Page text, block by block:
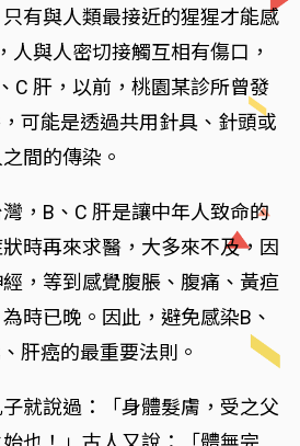
有與人類最接近的猩猩才能感
人與人密切接觸互相有傷口，
C 肝，以前，桃園某診所曾發
可能是透過共用針具、針頭或
間的傳染。
，B、C 肝是讓中年人致命的
時再來求醫，大多來不及，因
，等到感覺腹脹、腹痛、黃疸
時已晚。因此，避免感染B、
肝癌的最重要法則。
就說過：「身體髮膚，受之父